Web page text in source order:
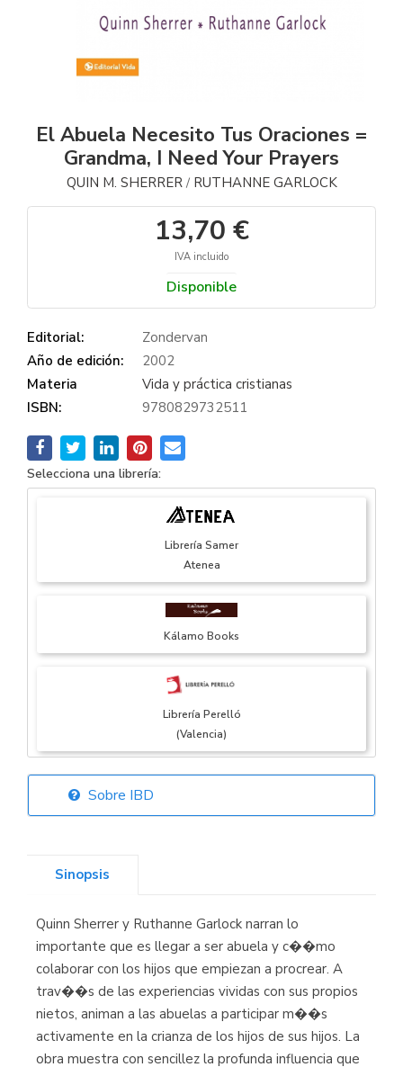
El Abuela Necesito Tus Oraciones =
Grandma, I Need Your Prayers
QUIN M. SHERRER/ RUTHANNE GARLOCK
13,70 €
IVA incluido
Disponible
Editorial:
Zondervan
Año de edición:
2002
Materia
Vida y práctica cristianas
ISBN:
9780829732511
Selecciona una librería:
Librería Samer
Atenea
Kálamo Books
Librería Perelló
(Valencia)
Librería Elías
Librería Kolima
(Madrid)
Librería Proteo
(Málaga)
Sobre IBD
Sinopsis
Quinn Sherrer y Ruthanne Garlock narran lo
importante que es llegar a ser abuela y c��mo
colaborar con los hijos que empiezan a procrear. A
trav��s de las experiencias vividas con sus propios
nietos, animan a las abuelas a participar m��s
activamente en la crianza de los hijos de sus hijos. La
obra muestra con sencillez la profunda influencia que